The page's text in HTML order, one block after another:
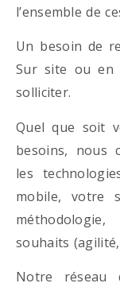
l’ensemble de
Un besoin de
Sur site ou en
solliciter.
Quel que soit
besoins, nous
les
mobile, votre
souhaits (agilité,
Notre réseau